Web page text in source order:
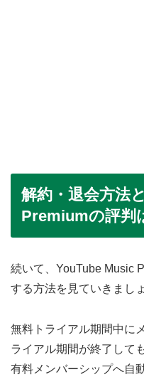
解約・退会方法
Premiumの評判
続いて、YouTube Music
する方法を見ていきましょ
無料トライアル期間中に
ライアル期間が終了して
有料メンバーシップへ自